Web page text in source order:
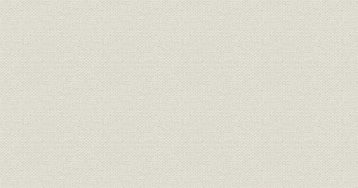
資産 資産内訳
明治27年
年度(1926
資産;業界 資産規模の比較
大正2年度
度(1926年